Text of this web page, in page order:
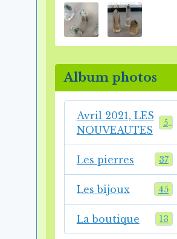
Album photos
Avril 2021, LES
NOUVEAUTES
54
Les pierres 37
Les bijoux 45
La boutique 13